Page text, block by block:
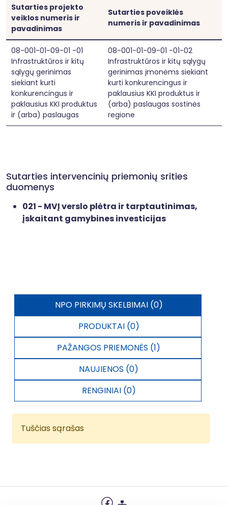
Sutarties projekto
veiklos numeris ir
pavadinimas
Sutarties poveiklės
numeris ir pavadinimas
08-001-01-09-01 -01
Infrastruktūros ir kitų
sąlygų gerinimas
siekiant kurti
konkurencingus ir
paklausius KKI produktus
ir (arba) paslaugas
08-001-01-09-01 -01-02
Infrastruktūros ir kitų sąlygų
gerinimas įmonėms siekiant
kurti konkurencingus ir
paklausius KKI produktus ir
(arba) paslaugas sostinės
regione
Sutarties intervencinių priemonių srities
duomenys
021 - MVĮ verslo plėtra ir tarptautinimas,
įskaitant gamybines investicijas
NPO PIRKIMŲ SKELBIMAI (0)
PRODUKTAI (0)
PAŽANGOS PRIEMONĖS (1)
NAUJIENOS (0)
RENGINIAI (0)
Tuščias sąrašas